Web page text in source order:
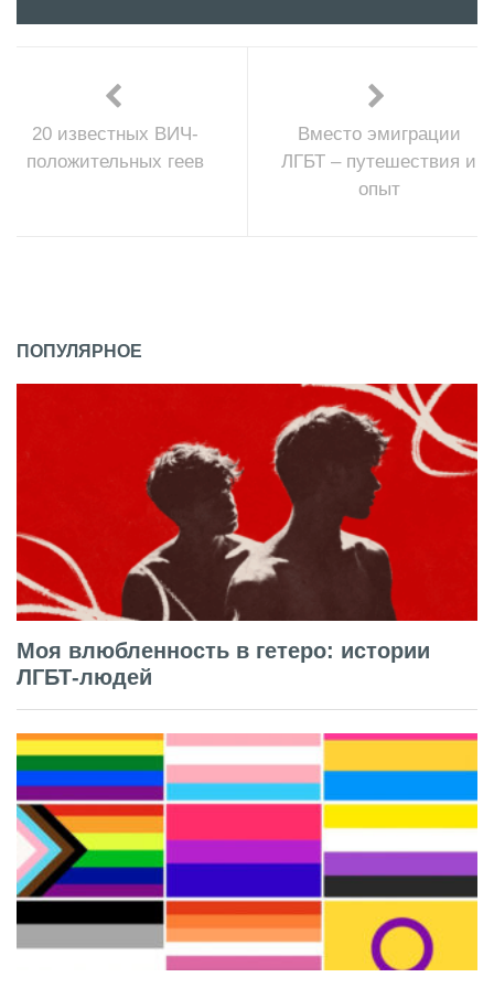
20 известных ВИЧ-
положительных геев
Вместо эмиграции
ЛГБТ – путешествия и
опыт
ПОПУЛЯРНОЕ
Моя влюбленность в гетеро: истории
ЛГБТ-людей